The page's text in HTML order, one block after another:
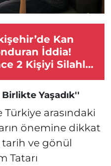
Kan
İddia!
2 Kişiyi Silahla
Sonra Evi
Yaşadık''
Türkiye arasındaki
önemine dikkat
tarih ve gönül
Tatarı